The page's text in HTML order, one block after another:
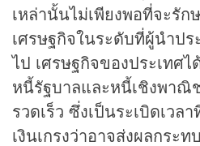
เหล่านั้นไม่เพียงพอที่จะรัก
เศรษฐกิจในระดับที่ผู้นำป
ไป เศรษฐกิจของประเทศ
หนี้รัฐบาลและหนี้เชิงพาณิ
รวดเร็ว ซึ่งเป็นระเบิดเวล
เงินเกรงว่าอาจส่งผลกระ